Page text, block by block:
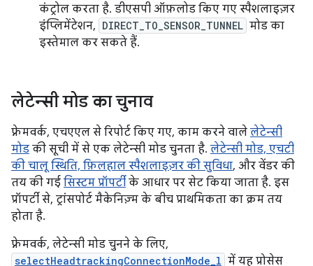
कंट्रोल करता है. डीएसपी ऑफ़लोड किए गए स्पैशलाइज़र
इंप्लिमेंटेशन, DIRECT_TO_SENSOR_TUNNEL मोड का
इस्तेमाल कर सकते हैं.
लेटेन्सी मोड का चुनाव
फ़्रेमवर्क, एचएएल से रिपोर्ट किए गए, काम करने वाले लेटेन्सी
मोड की सूची में से एक लेटेन्सी मोड चुनता है. लेटेन्सी मोड, एचटी
की चालू स्थिति, फ़िलहाल स्पैशलाइज़र की सुविधा, और वेंडर की
तय की गई सिस्टम प्रॉपर्टी के आधार पर सेट किया जाता है. इस
प्रॉपर्टी से, ट्रांसपोर्ट मैकेनिज़्म के बीच प्राथमिकता का क्रम तय
होता है.
फ़्रेमवर्क, लेटेन्सी मोड चुनने के लिए,
selectHeadtrackingConnectionMode_l में यह प्रोसेस